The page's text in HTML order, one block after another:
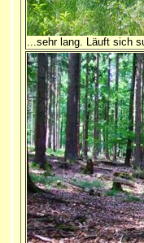
...sehr lang. Läuft sich